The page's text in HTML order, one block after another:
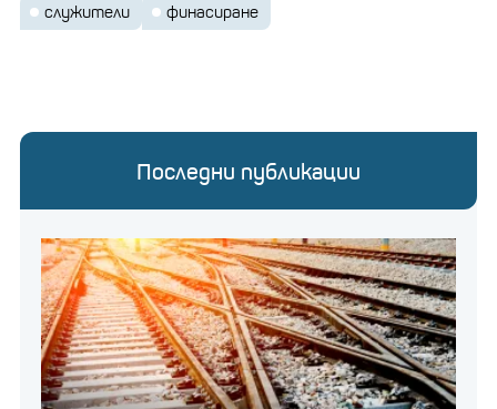
служители
финасиране
Последни публикации